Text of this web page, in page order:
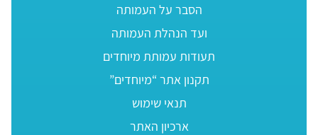
הסבר על העמותה
ועד הנהלת העמותה
תעודות עמותת מיוחדים
תקנון אתר “מיוחדים”
תנאי שימוש
ארכיון האתר